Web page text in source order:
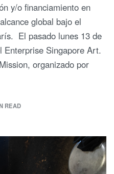
y/o financiamiento en
global bajo el
El pasado lunes 13 de
Singapore Art.
organizado por
READ